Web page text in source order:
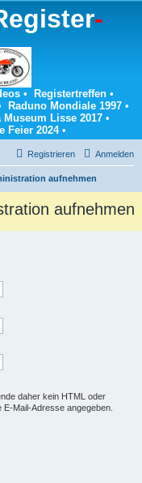
-
• Registertreffen•
Raduno Mondiale 1997•
Museum Lisse 2017 •
Feier 2024•
Anmelden
Registrieren
aufnehmen
aufnehmen
daher kein HTML oder
Mail-Adresse angegeben.